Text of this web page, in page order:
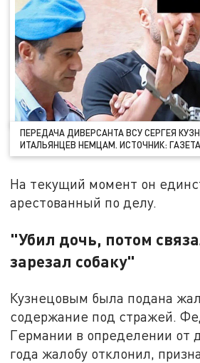
ПЕРЕДАЧА ДИВЕРСАНТА ВСУ СЕРГЕЯ
ИТАЛЬЯНЦЕВ НЕМЦАМ. ИСТОЧНИК: ГАЗЕТА
На текущий момент он
арестованный по делу.
"Убил дочь, потом
зарезал собаку"
Кузнецовым была подана
содержание под стражей.
Германии в определении от
года жалобу отклонил,